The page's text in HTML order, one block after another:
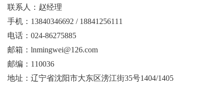
联系人：赵经理
手机：13840346692 / 18841256111
电话：024-86275885
邮箱：lnmingwei@126.com
邮编：110036
地址：辽宁省沈阳市大东区滂江街35号1404/1405